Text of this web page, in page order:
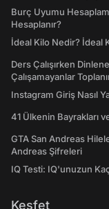
Burç Uyumu
Hesaplanır?
İdeal Kilo Nedir? İdeal
Ders Çalışırken
Çalışamayanlar
Instagram Giriş Nasıl
41 Ülkenin Bayrakları
GTA San Andreas
Andreas Şifreleri
IQ Testi: IQ'unuzun
Keşfet